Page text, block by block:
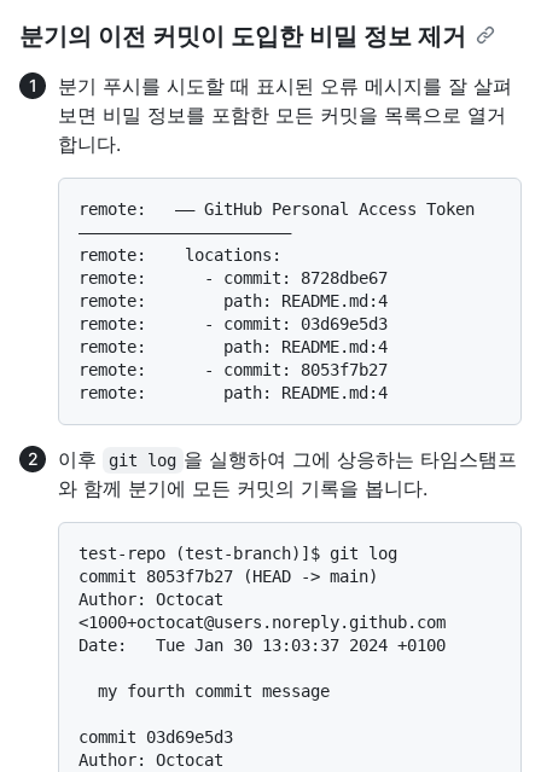
분기의 이전 커밋이 도입한 비밀 정보 제거
분기 푸시를 시도할 때 표시된 오류 메시지를 잘 살펴
보면 비밀 정보를 포함한 모든 커밋을 목록으로 열거
합니다.
remote:   —— GitHub Personal Access Token
——————————————————————
remote:    locations:
remote:      - commit: 8728dbe67
remote:        path: README.md:4
remote:      - commit: 03d69e5d3
remote:        path: README.md:4
remote:      - commit: 8053f7b27
이후 git log 을 실행하여 그에 상응하는 타임스탬프
와 함께 분기에 모든 커밋의 기록을 봅니다.
test-repo (test-branch)]$ git log
commit 8053f7b27 (HEAD -> main)
Author: Octocat
<1000+octocat@users.noreply.github.com
Date:   Tue Jan 30 13:03:37 2024 +0100
commit 03d69e5d3
Author: Octocat